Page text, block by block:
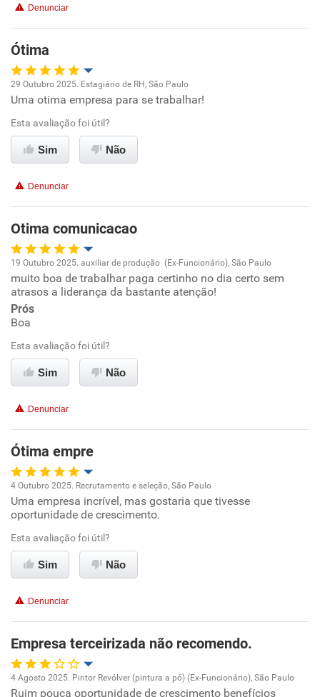
Benefícios
Não recomenda esta empresa
Não recomenda a diretoria
Denunciar
Ótima
Oportunidade de promoção
Ambiente de trabalho
Benefícios
Recomenda esta empresa
Recomenda a diretoria
29 Outubro 2025. Estagiário de RH, São Paulo
Uma otima empresa para se trabalhar!
Esta avaliação foi útil?
Sim Não
Denunciar
Otima comunicacao
Oportunidade de promoção
Ambiente de trabalho
Conciliação com a vida familiar
Benefícios
19 Outubro 2025. auxiliar de produção (Ex-Funcionário), São Paulo
muito boa de trabalhar paga certinho no dia certo sem
atrasos a liderança da bastante atenção!
Prós
Boa
Esta avaliação foi útil?
Sim Não
Denunciar
Ótima empre
Oportunidade de promoção
Ambiente de trabalho
Conciliação com a vida familiar
Recomenda esta empresa
Recomenda a diretoria
4 Outubro 2025. Recrutamento e seleção, São Paulo
Uma empresa incrível, mas gostaria que tivesse
oportunidade de crescimento.
Esta avaliação foi útil?
Sim Não
Denunciar
Empresa terceirizada não recomendo.
Oportunidade de promoção
4 Agosto 2025. Pintor Revólver (pintura a pó) (Ex-Funcionário), São Paulo
Ruim pouca oportunidade de crescimento benefícios